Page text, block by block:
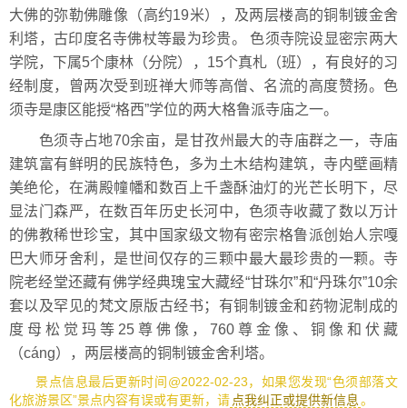
大佛的弥勒佛雕像（高约19米），及两层楼高的铜制镀金舍
利塔，古印度名寺佛杖等最为珍贵。 色须寺院设显密宗两大
学院，下属5个康林（分院），15个真札（班），有良好的习
经制度，曾两次受到班禅大师等高僧、名流的高度赞扬。色
须寺是康区能授“格西”学位的两大格鲁派寺庙之一。
色须寺占地70余亩，是甘孜州最大的寺庙群之一，寺庙
建筑富有鲜明的民族特色，多为土木结构建筑，寺内壁画精
美绝伦，在满殿幢幡和数百上千盏酥油灯的光芒长明下，尽
显法门森严，在数百年历史长河中，色须寺收藏了数以万计
的佛教稀世珍宝，其中国家级文物有密宗格鲁派创始人宗嘎
巴大师牙舍利，是世间仅存的三颗中最大最珍贵的一颗。寺
院老经堂还藏有佛学经典瑰宝大藏经“甘珠尔”和“丹珠尔”10余
套以及罕见的梵文原版古经书；有铜制镀金和药物泥制成的
度母松觉玛等25尊佛像，760尊金像、铜像和伏藏
（cáng），两层楼高的铜制镀金舍利塔。
景点信息最后更新时间@2022-02-23，如果您发现“色须部落文
化旅游景区”景点内容有误或有更新，请 点我纠正或提供新信息。